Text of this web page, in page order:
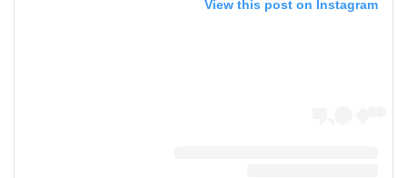
View this post on Instagram